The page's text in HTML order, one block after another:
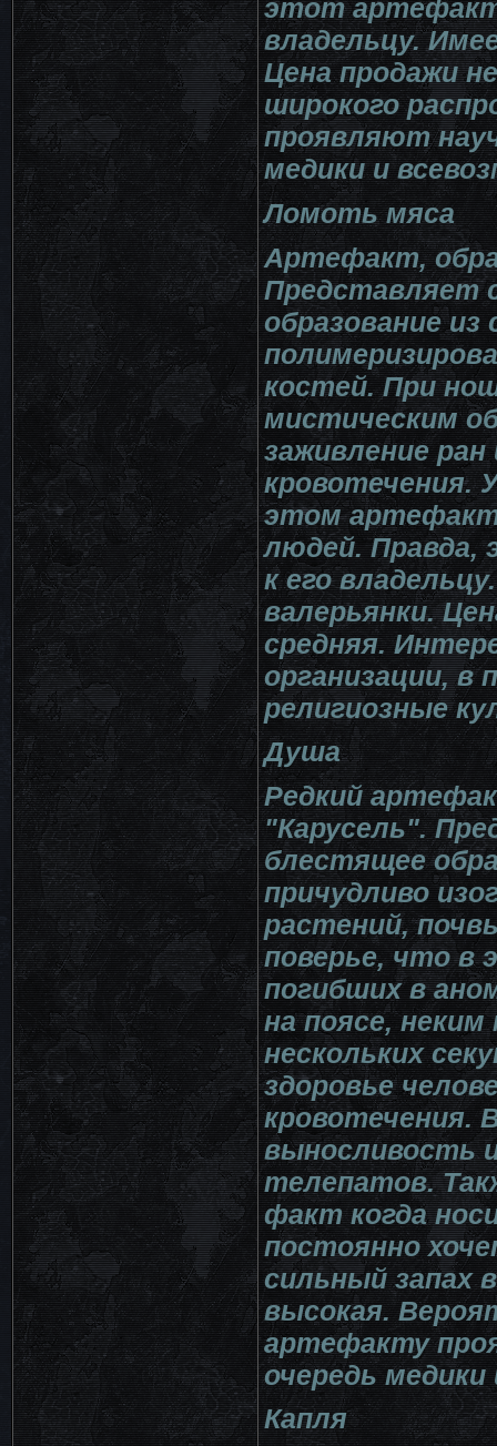
этот артефакт
владельцу.
Цена продажи
широкого
проявляют
медики и
Ломоть мяса
Артефакт,
Представляет
образование
костей. При
мистическим
заживление
кровотечения.
этом
людей. Правда,
к его
валерьянки.
средняя.
организации, в
религиозные
Душа
Редкий
"Карусель".
блестящее
причудливо
растений,
поверье, что в
погибших в
на поясе,
нескольких
здоровье
кровотечения.
выносливость
телепатов.
факт когда
постоянно
сильный запах
высокая.
артефакту
очередь
Капля